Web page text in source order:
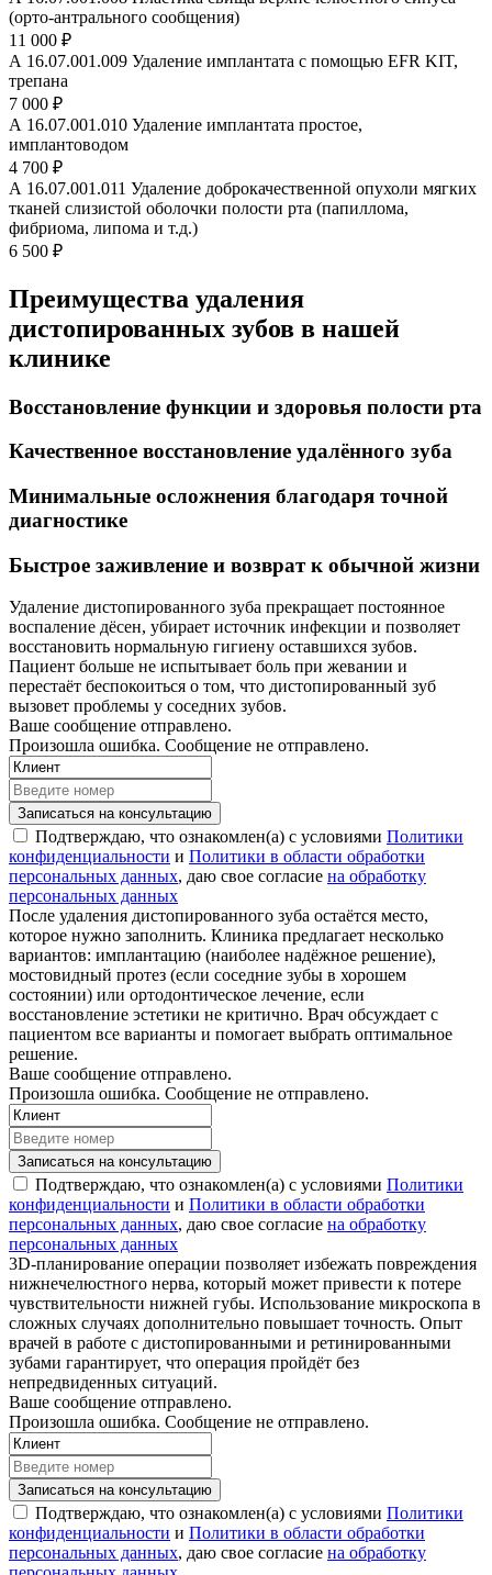
(орто-антрального сообщения)
11 000 ₽
А 16.07.001.009 Удаление имплантата с помощью EFR KIT,
трепана
7 000 ₽
А 16.07.001.010 Удаление имплантата простое,
имплантоводом
4 700 ₽
А 16.07.001.011 Удаление доброкачественной опухоли мягких
тканей слизистой оболочки полости рта (папиллома,
фибриома, липома и т.д.)
6 500 ₽
Преимущества удаления
дистопированных зубов в нашей
клинике
Восстановление функции и здоровья полости рта
Качественное восстановление удалённого зуба
Минимальные осложнения благодаря точной
диагностике
Быстрое заживление и возврат к обычной жизни
Удаление дистопированного зуба прекращает постоянное
воспаление дёсен, убирает источник инфекции и позволяет
восстановить нормальную гигиену оставшихся зубов.
Пациент больше не испытывает боль при жевании и
перестаёт беспокоиться о том, что дистопированный зуб
вызовет проблемы у соседних зубов.
Ваше сообщение отправлено.
Произошла ошибка. Сообщение не отправлено.
Записаться на консультацию
Подтверждаю, что ознакомлен(а) с условиями Политики
конфиденциальности и Политики в области обработки
персональных данных, даю свое согласие на обработку
персональных данных
После удаления дистопированного зуба остаётся место,
которое нужно заполнить. Клиника предлагает несколько
вариантов: имплантацию (наиболее надёжное решение),
мостовидный протез (если соседние зубы в хорошем
состоянии) или ортодонтическое лечение, если
восстановление эстетики не критично. Врач обсуждает с
пациентом все варианты и помогает выбрать оптимальное
решение.
Ваше сообщение отправлено.
Произошла ошибка. Сообщение не отправлено.
Записаться на консультацию
Подтверждаю, что ознакомлен(а) с условиями Политики
конфиденциальности и Политики в области обработки
персональных данных, даю свое согласие на обработку
персональных данных
3D-планирование операции позволяет избежать повреждения
нижнечелюстного нерва, который может привести к потере
чувствительности нижней губы. Использование микроскопа в
сложных случаях дополнительно повышает точность. Опыт
врачей в работе с дистопированными и ретинированными
зубами гарантирует, что операция пройдёт без
непредвиденных ситуаций.
Ваше сообщение отправлено.
Произошла ошибка. Сообщение не отправлено.
Записаться на консультацию
Подтверждаю, что ознакомлен(а) с условиями Политики
конфиденциальности и Политики в области обработки
персональных данных, даю свое согласие на обработку